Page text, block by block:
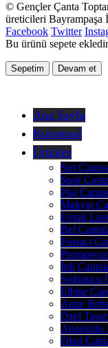
© Gençler Çanta
üreticileri
Facebook Twitter
Bu ürünü sepete
Sepetim Devam et
Ana Sayfa
Kurumsal
Ürünler
Sırt
Spor
Plaj
Makyaj
Evrak
Bel
Postacı
İpli
Soğutucu
Elbise
Anne
Özel
Anaokulu
Okul